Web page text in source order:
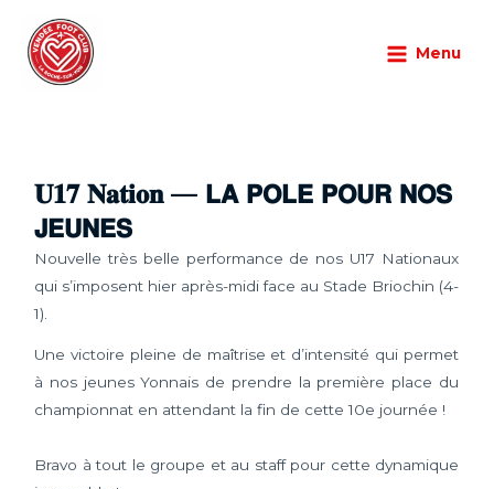
contenu
Menu
Menu
Championnat Laisser un commentaire
𝐔𝟏𝟕 𝐍𝐚𝐭𝐢𝐨𝐧 — 𝗟𝗔 𝗣𝗢𝗟𝗘 𝗣𝗢𝗨𝗥 𝗡𝗢𝗦
𝗝𝗘𝗨𝗡𝗘𝗦
Nouvelle très belle performance de nos U17 Nationaux
qui s’imposent hier après-midi face au Stade Briochin (4-
1).
Une victoire pleine de maîtrise et d’intensité qui permet
à nos jeunes Yonnais de prendre la première place du
championnat en attendant la fin de cette 10e journée !
Bravo à tout le groupe et au staff pour cette dynamique